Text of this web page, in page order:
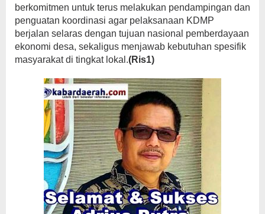
berkomitmen untuk terus melakukan pendampingan dan
penguatan koordinasi agar pelaksanaan KDMP
berjalan selaras dengan tujuan nasional pemberdayaan
ekonomi desa, sekaligus menjawab kebutuhan spesifik
masyarakat di tingkat lokal.(Ris1)